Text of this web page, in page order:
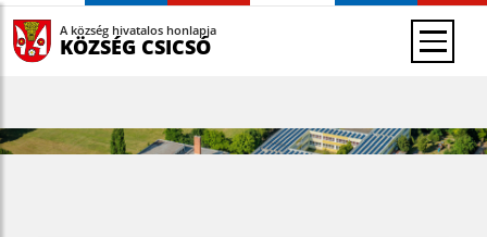
A község hivatalos honlapja
KÖZSÉG CSICSÓ